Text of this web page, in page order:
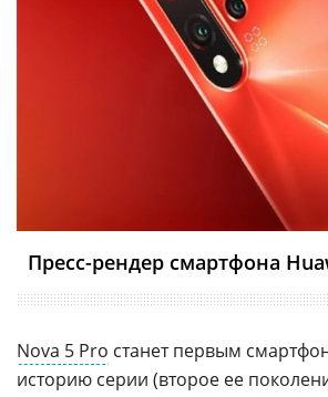
Пресс-рендер смартфона
Nova 5 Pro станет первым
историю серии (второе ее